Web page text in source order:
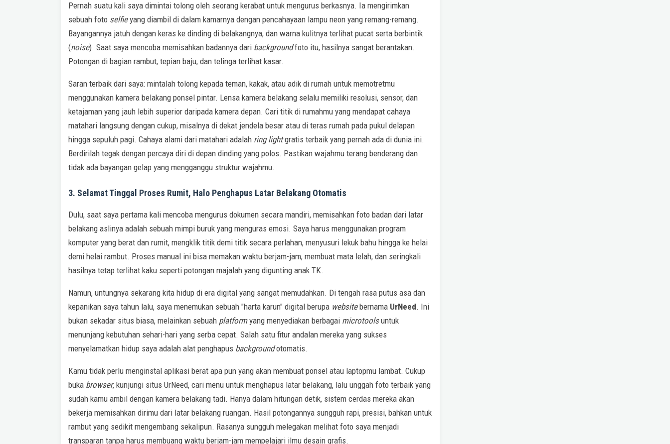
Pernah suatu kali saya dimintai tolong oleh seorang kerabat untuk mengurus berkasnya. Ia mengirimkan
sebuah foto selfieyang diambil di dalam kamarnya dengan pencahayaan lampu neon yang remang-remang.
Bayangannya jatuh dengan keras ke dinding di belakangnya, dan warna kulitnya terlihat pucat serta berbintik
(noise). Saat saya mencoba memisahkan badannya dari backgroundfoto itu, hasilnya sangat berantakan.
Potongan di bagian rambut, tepian baju, dan telinga terlihat kasar.
Saran terbaik dari saya: mintalah tolong kepada teman, kakak, atau adik di rumah untuk memotretmu
menggunakan kamera belakang ponsel pintar. Lensa kamera belakang selalu memiliki resolusi, sensor, dan
ketajaman yang jauh lebih superior daripada kamera depan. Cari titik di rumahmu yang mendapat cahaya
matahari langsung dengan cukup, misalnya di dekat jendela besar atau di teras rumah pada pukul delapan
hingga sepuluh pagi. Cahaya alami dari matahari adalah ring lightgratis terbaik yang pernah ada di dunia ini.
Berdirilah tegak dengan percaya diri di depan dinding yang polos. Pastikan wajahmu terang benderang dan
tidak ada bayangan gelap yang mengganggu struktur wajahmu.
3. Selamat Tinggal Proses Rumit, Halo Penghapus Latar Belakang Otomatis
Dulu, saat saya pertama kali mencoba mengurus dokumen secara mandiri, memisahkan foto badan dari latar
belakang aslinya adalah sebuah mimpi buruk yang menguras emosi. Saya harus menggunakan program
komputer yang berat dan rumit, mengklik titik demi titik secara perlahan, menyusuri lekuk bahu hingga ke helai
demi helai rambut. Proses manual ini bisa memakan waktu berjam-jam, membuat mata lelah, dan seringkali
hasilnya tetap terlihat kaku seperti potongan majalah yang digunting anak TK.
Namun, untungnya sekarang kita hidup di era digital yang sangat memudahkan. Di tengah rasa putus asa dan
kepanikan saya tahun lalu, saya menemukan sebuah "harta karun" digital berupa websitebernama UrNeed. Ini
bukan sekadar situs biasa, melainkan sebuah platformyang menyediakan berbagai microtoolsuntuk
menunjang kebutuhan sehari-hari yang serba cepat. Salah satu fitur andalan mereka yang sukses
menyelamatkan hidup saya adalah alat penghapus backgroundotomatis.
Kamu tidak perlu menginstal aplikasi berat apa pun yang akan membuat ponsel atau laptopmu lambat. Cukup
buka browser, kunjungi situs UrNeed, cari menu untuk menghapus latar belakang, lalu unggah foto terbaik yang
sudah kamu ambil dengan kamera belakang tadi. Hanya dalam hitungan detik, sistem cerdas mereka akan
bekerja memisahkan dirimu dari latar belakang ruangan. Hasil potongannya sungguh rapi, presisi, bahkan untuk
rambut yang sedikit mengembang sekalipun. Rasanya sungguh melegakan melihat foto saya menjadi
transparan tanpa harus membuang waktu berjam-jam mempelajari ilmu desain grafis.